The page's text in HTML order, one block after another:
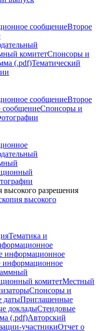
сообщениеВторое
комитетСпонсоры и
(.pdf)Тематический
сообщениеВторое
Спонсоры и
высокого разрешения
высокого
Тематика и
информационное
информационное
комитетМестный
Спонсоры и
датыПриглашенные
докладыСтендовые
(.pdf)Авторский
участникиОтчет о